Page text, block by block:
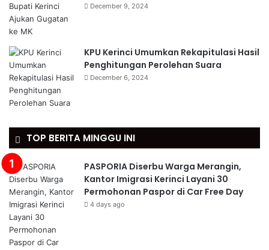
December 9, 2024
KPU Kerinci Umumkan Rekapitulasi Hasil
Penghitungan Perolehan Suara
December 6, 2024
TOP BERITA MINGGU INI
PASPORIA Diserbu Warga Merangin,
Kantor Imigrasi Kerinci Layani 30
Permohonan Paspor di Car Free Day
4 days ago